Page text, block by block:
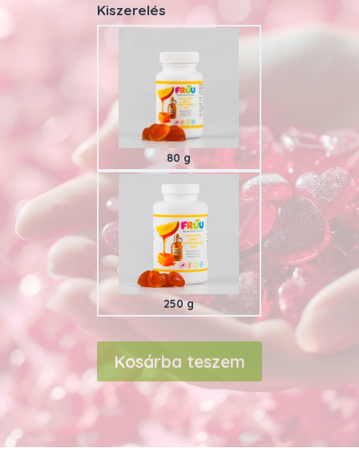
Kiszerelés
80 g
250 g
Kosárba teszem